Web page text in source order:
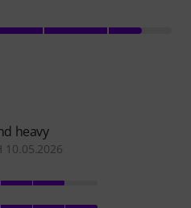
heavy
10.05.2026